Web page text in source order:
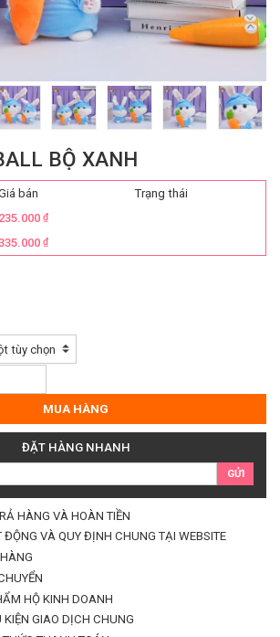
BỘ XANH
bán
Trạng thái
235.000₫
₫
MUA HÀNG
ĐẶT HÀNG NHANH
GỬI
HÀNG VÀ HOÀN TIỀN
VÀ QUY ĐỊNH CHUNG TẠI WEBSITE
HỘ KINH DOANH
KIỆN GIAO DỊCH CHUNG